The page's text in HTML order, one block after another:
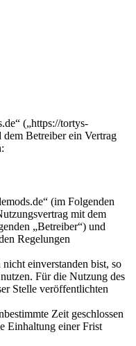
(„https://tortys-
Betreiber ein Vertrag
(im Folgenden
mit dem
„Betreiber“) und
Regelungen
einverstanden bist, so
Für die Nutzung des
Stelle veröffentlichten
Zeit geschlossen
Einhaltung einer Frist